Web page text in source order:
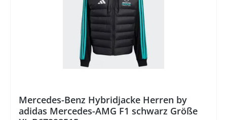
Mercedes-Benz Hybridjacke Herren by
adidas Mercedes-AMG F1 schwarz Größe